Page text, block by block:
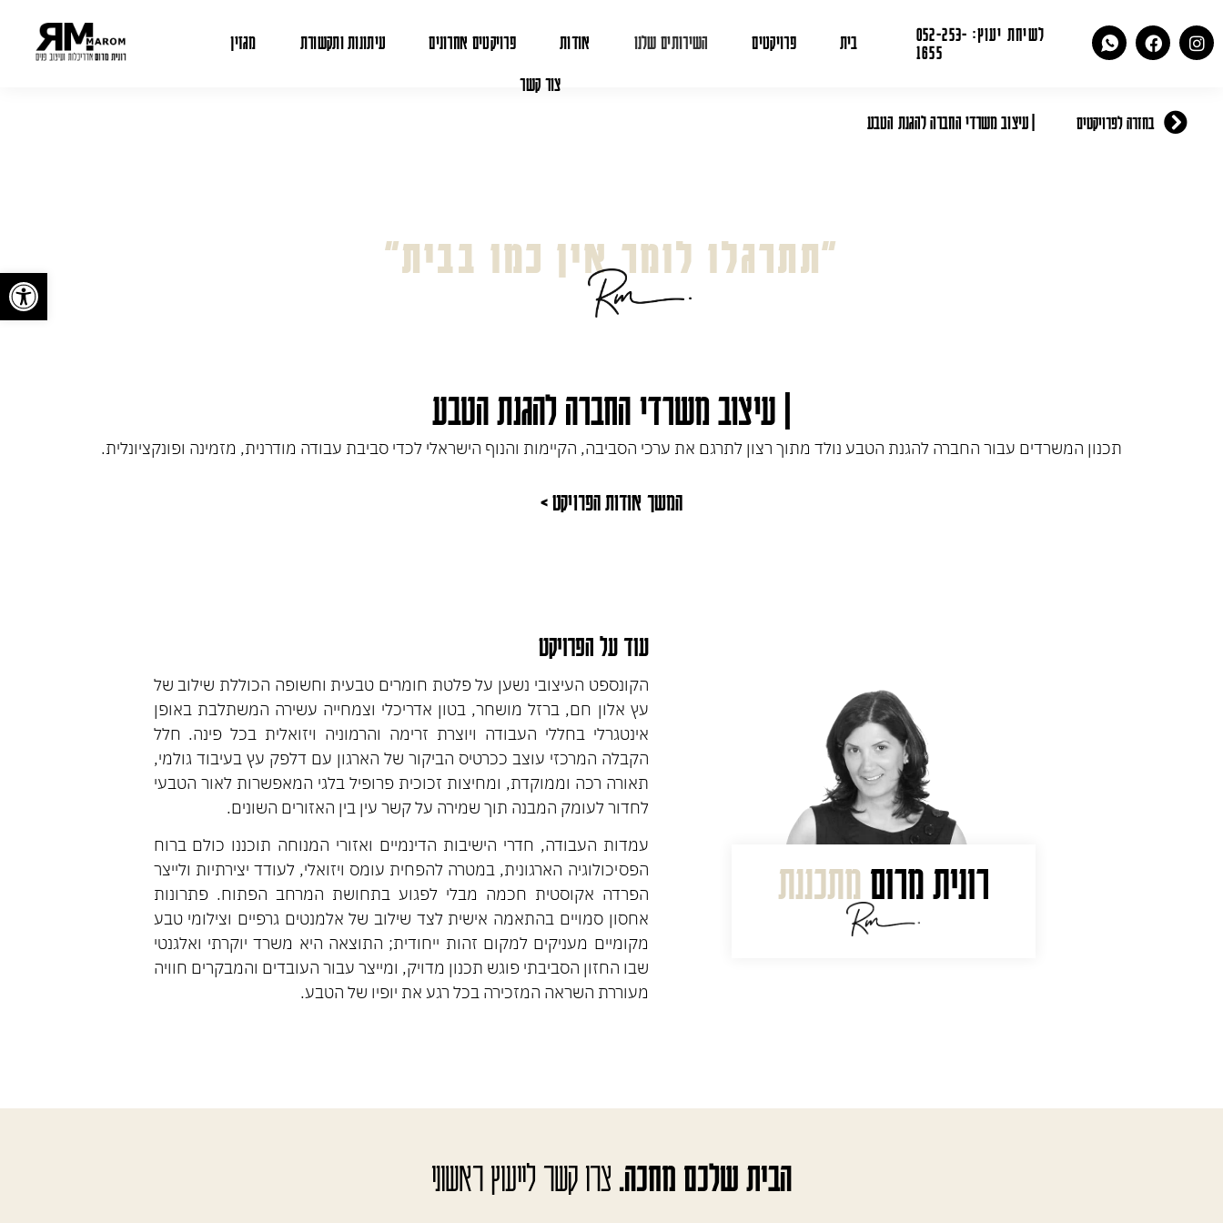
לשיחת יעוץ: 052-253-
1655
בית פרויקטים השירותים שלנו אודות פרויקטים אחרונים עיתונות ותקשורת
מגזין
צור קשר
בחזרה לפרויקטים | עיצוב משרדי החברה להגנת הטבע
״תתרגלו לומר אין כמו בבית״
| עיצוב משרדי החברה להגנת הטבע
תכנון המשרדים עבור החברה להגנת הטבע נולד מתוך רצון לתרגם את ערכי הסביבה, הקיימות והנוף הישראלי לכדי סביבת עבודה מודרנית, מזמינה ופונקציונלית.
המשך אודות הפרויקט >
רונית מרום מתכננת
עוד על הפרויקט
הקונספט העיצובי נשען על פלטת חומרים טבעית וחשופה הכוללת שילוב של
עץ אלון חם, ברזל מושחר, בטון אדריכלי וצמחייה עשירה המשתלבת באופן
אינטגרלי בחללי העבודה ויוצרת זרימה והרמוניה ויזואלית בכל פינה. חלל
הקבלה המרכזי עוצב ככרטיס הביקור של הארגון עם דלפק עץ בעיבוד גולמי,
תאורה רכה וממוקדת, ומחיצות זכוכית פרופיל בלגי המאפשרות לאור הטבעי
לחדור לעומק המבנה תוך שמירה על קשר עין בין האזורים השונים.
עמדות העבודה, חדרי הישיבות הדינמיים ואזורי המנוחה תוכננו כולם ברוח
הפסיכולוגיה הארגונית, במטרה להפחית עומס ויזואלי, לעודד יצירתיות ולייצר
הפרדה אקוסטית חכמה מבלי לפגוע בתחושת המרחב הפתוח. פתרונות
אחסון סמויים בהתאמה אישית לצד שילוב של אלמנטים גרפיים וצילומי טבע
מקומיים מעניקים למקום זהות ייחודית; התוצאה היא משרד יוקרתי ואלגנטי
שבו החזון הסביבתי פוגש תכנון מדויק, ומייצר עבור העובדים והמבקרים חוויה
מעוררת השראה המזכירה בכל רגע את יופיו של הטבע.
הבית שלכם מחכה. צרו קשר לייעוץ ראשוני